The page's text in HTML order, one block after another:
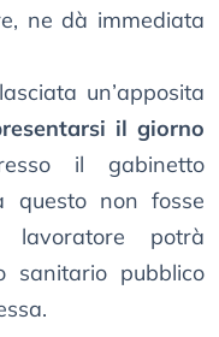
ne dà immediata
un’apposita
il giorno
il gabinetto
questo non fosse
lavoratore potrà
sanitario pubblico